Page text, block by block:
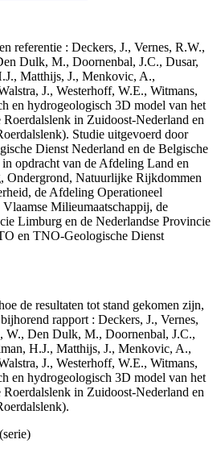
referentie : Deckers, J., Vernes, R.W.,
Dulk, M., Doornenbal, J.C., Dusar,
Matthijs, J., Menkovic, A.,
J., Westerhoff, W.E., Witmans,
en hydrogeologisch 3D model van het
in Zuidoost-Nederland en
Studie uitgevoerd door
Dienst Nederland en de Belgische
opdracht van de Afdeling Land en
Ondergrond, Natuurlijke Rijkdommen
de Afdeling Operationeel
Vlaamse Milieumaatschappij, de
Limburg en de Nederlandse Provincie
en TNO-Geologische Dienst
de resultaten tot stand gekomen zijn,
rapport : Deckers, J., Vernes,
W., Den Dulk, M., Doornenbal, J.C.,
H.J., Matthijs, J., Menkovic, A.,
J., Westerhoff, W.E., Witmans,
en hydrogeologisch 3D model van het
in Zuidoost-Nederland en